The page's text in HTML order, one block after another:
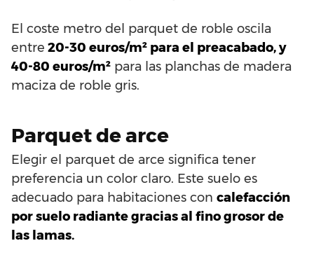
El coste metro del parquet de roble oscila
entre 20-30 euros/m² para el preacabado, y
40-80 euros/m² para las planchas de madera
maciza de roble gris.
Parquet de arce
Elegir el parquet de arce significa tener
preferencia un color claro. Este suelo es
adecuado para habitaciones con calefacción
por suelo radiante gracias al fino grosor de
las lamas.